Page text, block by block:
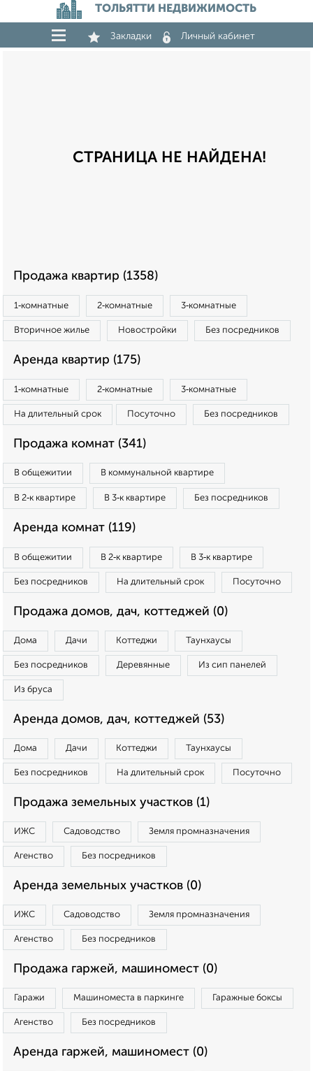
ТОЛЬЯТТИ НЕДВИЖИМОСТЬ
Закладки Личный кабинет
СТРАНИЦА НЕ НАЙДЕНА!
Продажа квартир (1358)
1‑комнатные 2‑комнатные 3‑комнатные
Вторичное жилье Новостройки Без посредников
Аренда квартир (175)
1‑комнатные 2‑комнатные 3‑комнатные
На длительный срок Посуточно Без посредников
Продажа комнат (341)
В общежитии В коммунальной квартире
В 2‑к квартире В 3‑к квартире Без посредников
Аренда комнат (119)
В общежитии В 2‑к квартире В 3‑к квартире
Без посредников На длительный срок Посуточно
Продажа домов, дач, коттеджей (0)
Дома Дачи Коттеджи Таунхаусы
Без посредников Деревянные Из сип панелей
Из бруса
Аренда домов, дач, коттеджей (53)
Дома Дачи Коттеджи Таунхаусы
Без посредников На длительный срок Посуточно
Продажа земельных участков (1)
ИЖС Садоводство Земля промназначения
Агенство Без посредников
Аренда земельных участков (0)
ИЖС Садоводство Земля промназначения
Агенство Без посредников
Продажа гаржей, машиномест (0)
Гаражи Машиноместа в паркинге Гаражные боксы
Агенство Без посредников
Аренда гаржей, машиномест (0)